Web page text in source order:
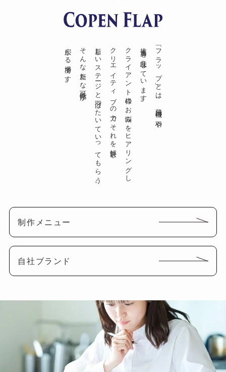
「フラップ」とは、飛行機の羽や
推進力を意味しています。
クライアント様のお悩みをヒアリングし
クリエイティブの力でそれを解決し
新しいステージと羽ばたいていってもらう。
そんな新たな可能性が
広がる場所です。
制作メニュー
自社ブランド